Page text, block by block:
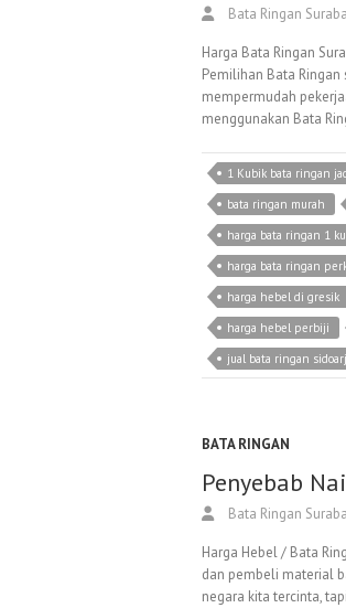
Bata Ringan
Harga Bata Ringan
Pemilihan Bata
mempermudah
menggunakan Bata
1 Kubik bata ringan
bata ringan murah
harga bata ringan 1
harga bata ringan
harga hebel di gresik
harga hebel perbiji
jual bata ringan
BATA RINGAN
Penyebab
Bata Ringan
Harga Hebel / Bata
dan pembeli material
negara kita tercinta,